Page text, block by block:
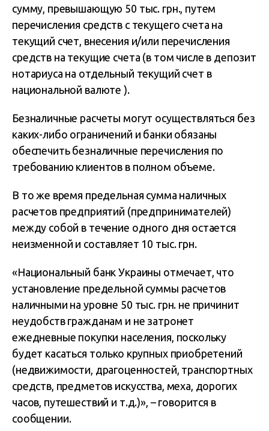
сумму, превышающую 50 тыс. грн., путем
перечисления средств с текущего счета на
текущий счет, внесения и/или перечисления
средств на текущие счета (в том числе в депозит
нотариуса на отдельный текущий счет в
национальной валюте ).
Безналичные расчеты могут осуществляться без
каких-либо ограничений и банки обязаны
обеспечить безналичные перечисления по
требованию клиентов в полном объеме.
В то же время предельная сумма наличных
расчетов предприятий (предпринимателей)
между собой в течение одного дня остается
неизменной и составляет 10 тыс. грн.
«Национальный банк Украины отмечает, что
установление предельной суммы расчетов
наличными на уровне 50 тыс. грн. не причинит
неудобств гражданам и не затронет
ежедневные покупки населения, поскольку
будет касаться только крупных приобретений
(недвижимости, драгоценностей, транспортных
средств, предметов искусства, меха, дорогих
часов, путешествий и т.д.)», – говорится в
сообщении.